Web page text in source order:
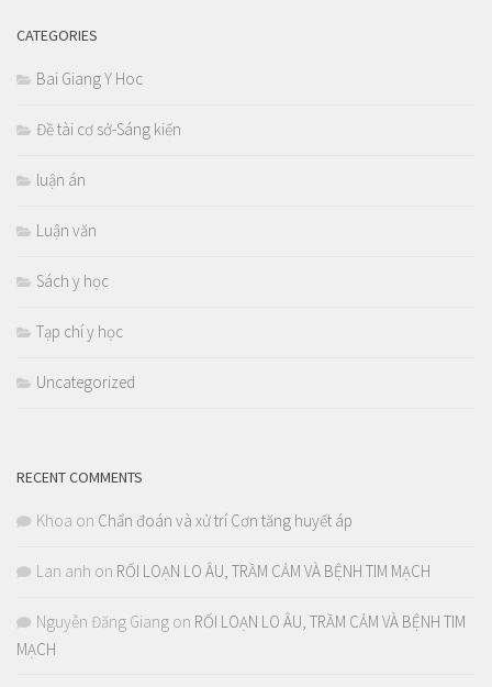
CATEGORIES
Bai Giang Y Hoc
Đề tài cơ sở-Sáng kiến
luận án
Luận văn
Sách y học
Tạp chí y học
Uncategorized
RECENT COMMENTS
Khoa on Chẩn đoán và xử trí Cơn tăng huyết áp
Lan anh on RỐI LOẠN LO ÂU, TRẦM CẢM VÀ BỆNH TIM MẠCH
Nguyễn Đăng Giang on RỐI LOẠN LO ÂU, TRẦM CẢM VÀ BỆNH TIM
MẠCH